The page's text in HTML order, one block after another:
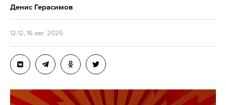
Макс
Дзен
рязанская область #взрыв
Денис Герасимов
12:12, 16 авг. 2025